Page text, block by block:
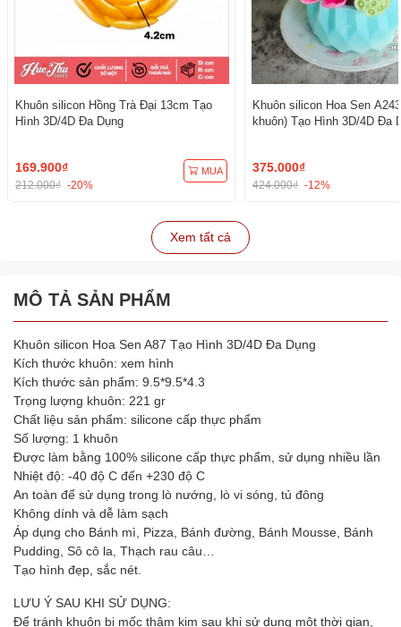
Khuôn silicon Hồng Trà Đại 13cm Tạo
Hình 3D/4D Đa Dụng
169.900₫
212.000₫ -20%
MUA
Khuôn silicon Hoa Sen
khuôn) Tạo Hình 3D/4D Đa
375.000₫
424.000₫ -12%
Xem tất cả
MÔ TẢ SẢN PHẨM
Khuôn silicon Hoa Sen A87 Tạo Hình 3D/4D Đa Dụng
Kích thước khuôn: xem hình
Kích thước sản phẩm: 9.5*9.5*4.3
Trọng lượng khuôn: 221 gr
Chất liệu sản phẩm: silicone cấp thực phẩm
Số lượng: 1 khuôn
Được làm bằng 100% silicone cấp thực phẩm, sử dụng nhiều lần
Nhiệt độ: -40 độ C đến +230 độ C
An toàn để sử dụng trong lò nướng, lò vi sóng, tủ đông
Không dính và dễ làm sạch
Áp dụng cho Bánh mì, Pizza, Bánh đường, Bánh Mousse, Bánh
Pudding, Sô cô la, Thạch rau câu…
Tạo hình đẹp, sắc nét.
LƯU Ý SAU KHI SỬ DỤNG:
Để tránh khuôn bị mốc thâm kim sau khi sử dụng một thời gian,